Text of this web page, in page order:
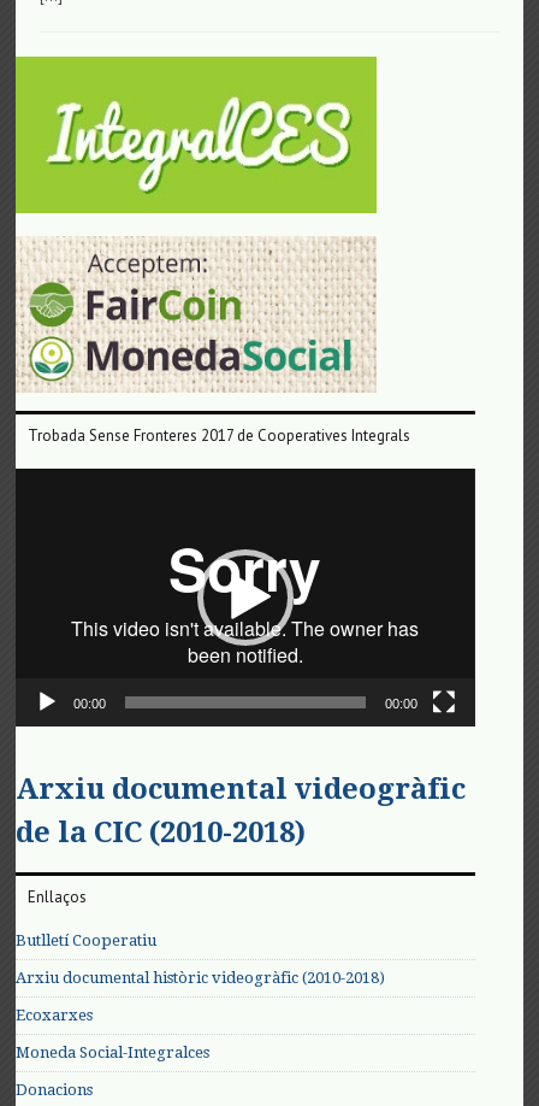
Trobada Sense Fronteres 2017 de Cooperatives Integrals
00:00 00:00
Arxiu documental videogràfic
de la CIC (2010-2018)
Enllaços
Butlletí Cooperatiu
Arxiu documental històric videogràfic (2010-2018)
Ecoxarxes
Moneda Social-Integralces
Donacions